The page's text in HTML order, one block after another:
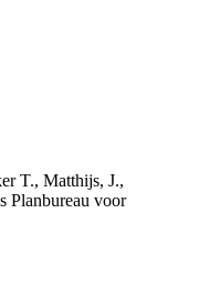
T., Matthijs, J.,
Planbureau voor